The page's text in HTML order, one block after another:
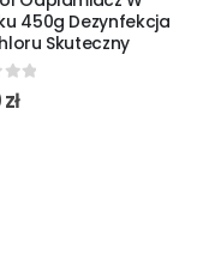
450g Dezynfekcja
Skuteczny
zł